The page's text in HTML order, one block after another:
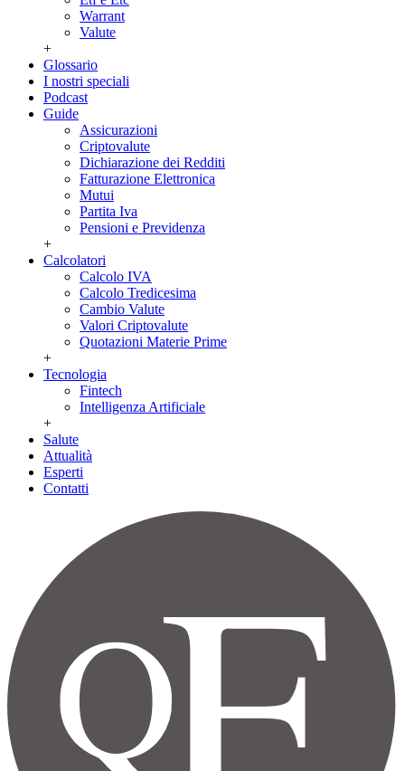
Warrant
Valute
+
Glossario
I nostri speciali
Podcast
Guide
Assicurazioni
Criptovalute
Dichiarazione dei Redditi
Fatturazione Elettronica
Mutui
Partita Iva
Pensioni e Previdenza
+
Calcolatori
Calcolo IVA
Calcolo Tredicesima
Cambio Valute
Valori Criptovalute
Quotazioni Materie Prime
+
Tecnologia
Fintech
Intelligenza Artificiale
+
Salute
Attualità
Esperti
Contatti